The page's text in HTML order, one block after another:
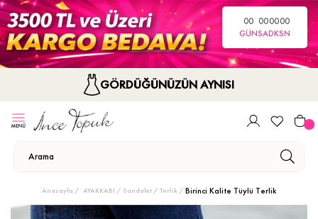
00
GÜN
00
SA
00
DK
00
SN
GÖRDÜĞÜNÜZÜN AYNISI
Anasayfa AYAKKABI Sandalet / Terlik Birinci Kalite Tüylü Terlik